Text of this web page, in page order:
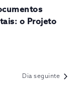
o Projeto
Dia seguinte